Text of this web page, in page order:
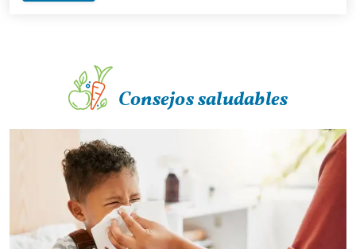
Consejos saludables